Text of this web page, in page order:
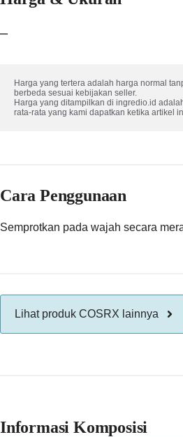
–
Harga yang tertera adalah harga normal
berbeda sesuai kebijakan seller.
Harga yang ditampilkan di ingredio.id
rata-rata yang kami dapatkan ketika artikel
Cara Penggunaan
Semprotkan pada wajah secara
Lihat produk COSRX lainnya
Informasi Komposisi